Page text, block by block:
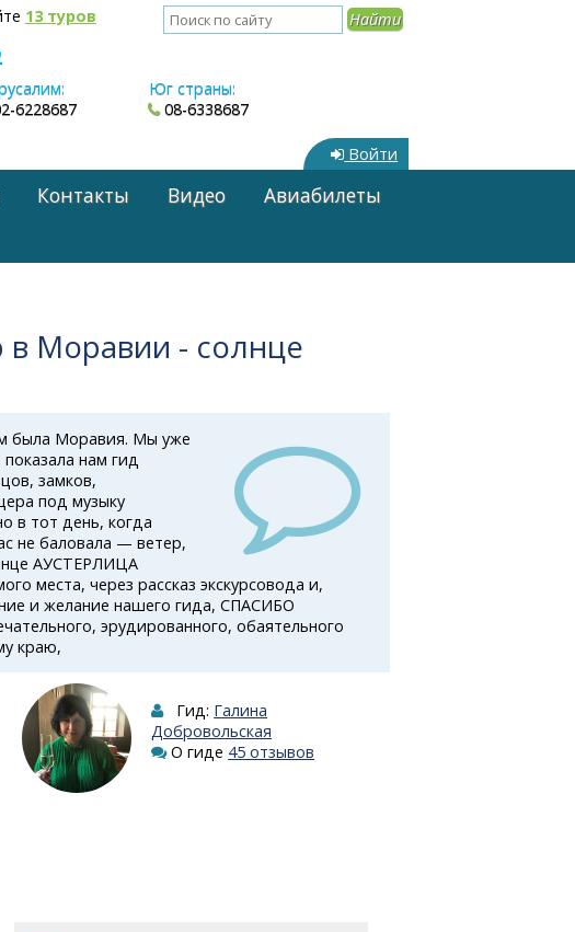
13 туров
6228687
Юг страны:
08-6338687
Войти
Контакты Видео
Авиабилеты
в Моравии - солнце
была Моравия. Мы уже
нам гид
замков,
под музыку
в тот день, когда
не баловала — ветер,
АУСТЕРЛИЦА
места, через рассказ экскурсовода и,
и желание нашего гида, СПАСИБО
эрудированного, обаятельного
краю,
Гид: Галина
Добровольская
О гиде 45 отзывов